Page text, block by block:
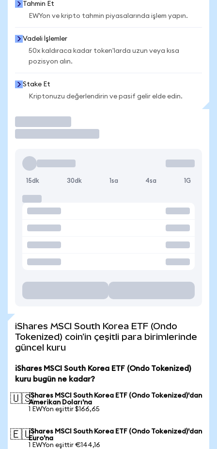
Tahmin Et
EWYon ve kripto tahmin piyasalarında işlem yapın.
Vadeli İşlemler
50x kaldıraca kadar token'larda uzun veya kısa
pozisyon alın.
Stake Et
Kriptonuzu değerlendirin ve pasif gelir elde edin.
15dk 30dk 1sa 4sa 1G
iShares MSCI South Korea ETF (Ondo
Tokenized) coin'in çeşitli para birimlerinde
güncel kuru
iShares MSCI South Korea ETF (Ondo Tokenized)
kuru bugün ne kadar?
🇺🇸iShares MSCI South Korea ETF (Ondo Tokenized)'dan
Amerikan Doları'na
1 EWYon eşittir $166,65
🇪🇺iShares MSCI South Korea ETF (Ondo Tokenized)'dan
Euro'na
1 EWYon eşittir €144,16